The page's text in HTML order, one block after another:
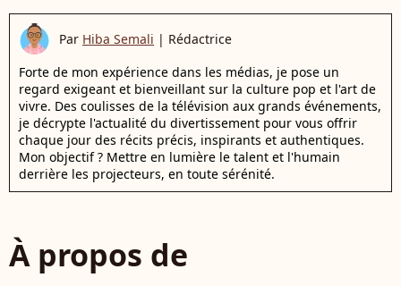
Par Hiba Semali | Rédactrice
Forte de mon expérience dans les médias, je pose un
regard exigeant et bienveillant sur la culture pop et l'art de
vivre. Des coulisses de la télévision aux grands événements,
je décrypte l'actualité du divertissement pour vous offrir
chaque jour des récits précis, inspirants et authentiques.
Mon objectif ? Mettre en lumière le talent et l'humain
derrière les projecteurs, en toute sérénité.
À propos de